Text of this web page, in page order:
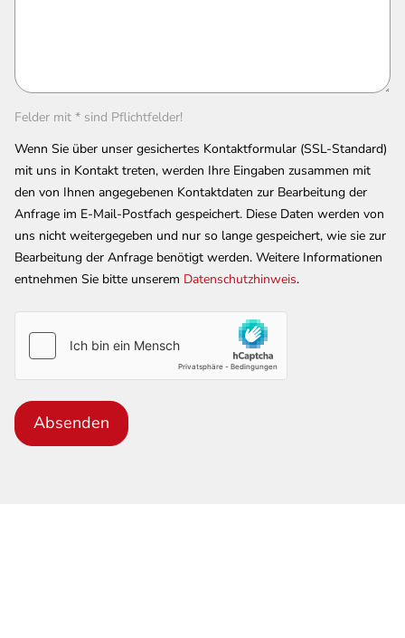
Felder mit * sind Pflichtfelder!
Wenn Sie über unser gesichertes Kontaktformular (SSL-Standard)
mit uns in Kontakt treten, werden Ihre Eingaben zusammen mit
den von Ihnen angegebenen Kontaktdaten zur Bearbeitung der
Anfrage im E-Mail-Postfach gespeichert. Diese Daten werden von
uns nicht weitergegeben und nur so lange gespeichert, wie sie zur
Bearbeitung der Anfrage benötigt werden. Weitere Informationen
entnehmen Sie bitte unserem Datenschutzhinweis.
Absenden